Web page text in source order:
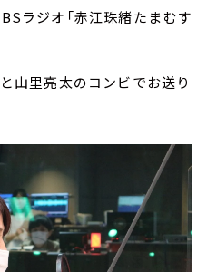
ラジオ「赤江珠緒たまむす
と山里亮太のコンビでお送り